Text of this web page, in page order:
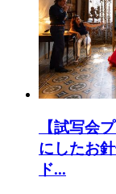
【試写会
にしたお
ド...